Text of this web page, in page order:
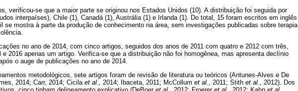
verificou-se que a maior parte se originou nos Estados Unidos (10). A distribuição foi seguida por
interpaíses), Chile (1), Canadá (1), Austrália (1) e Irlanda (1). Do total, 15 foram escritos em inglês
se mostra à parte da produção de conhecimento na área, sem investigações publicadas sobre terapia
no ano de 2014, com cinco artigos, seguidos dos anos de 2011 com quatro e 2012 com três,
e 2016 apenas um artigo. Verifica-se que a distribuição não foi homogênea, mas apresenta declínio
o auge de publicações no ano de 2014.
metodológicos, sete artigos foram de revisão de literatura ou teóricos (Antunes-Alves e De
2014; Carr, 2014; Cicila et al., 2014; Ibaceta, 2011; McCollum et al., 2011; Stith et al., 2012). Dos